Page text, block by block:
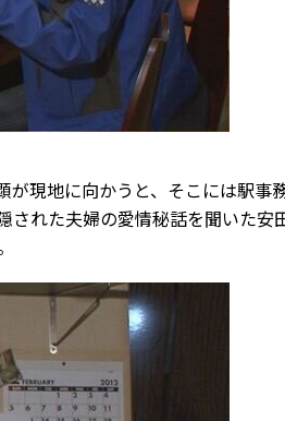
が現地に向かうと、そこには駅事
された夫婦の愛情秘話を聞いた安